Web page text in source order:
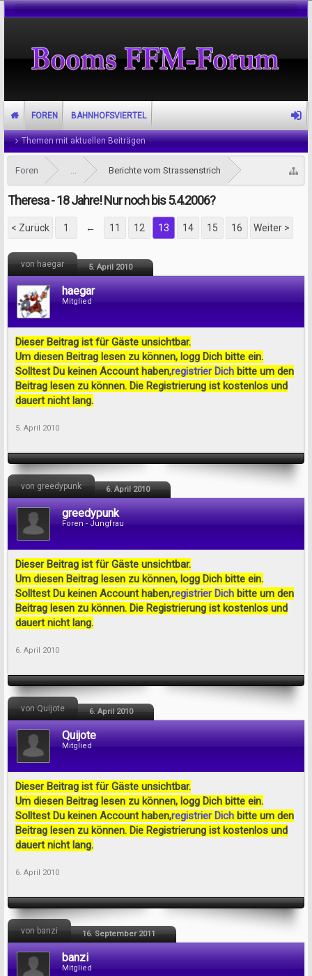
Foren ... Berichte vom Strassenstrich
Theresa - 18 Jahre! Nur noch bis 5.4.2006?
< Zurück 1 ← 11 12 13 14 15 16 Weiter >
von haegar 5. April 2010
haegar
Mitglied
Dieser Beitrag ist für Gäste unsichtbar.
Um diesen Beitrag lesen zu können, logg Dich bitte ein.
Solltest Du keinen Account haben,registrier Dich bitte um den
Beitrag lesen zu können. Die Registrierung ist kostenlos und
dauert nicht lang.
5. April 2010
von greedypunk 6. April 2010
greedypunk
Foren - Jungfrau
Dieser Beitrag ist für Gäste unsichtbar.
Um diesen Beitrag lesen zu können, logg Dich bitte ein.
Solltest Du keinen Account haben,registrier Dich bitte um den
Beitrag lesen zu können. Die Registrierung ist kostenlos und
dauert nicht lang.
6. April 2010
von Quijote 6. April 2010
Quijote
Mitglied
Dieser Beitrag ist für Gäste unsichtbar.
Um diesen Beitrag lesen zu können, logg Dich bitte ein.
Solltest Du keinen Account haben,registrier Dich bitte um den
Beitrag lesen zu können. Die Registrierung ist kostenlos und
dauert nicht lang.
6. April 2010
von banzi 16. September 2011
banzi
Mitglied
FOREN
Themen mit aktuellen Beiträgen
BAHNHOFSVIERTEL